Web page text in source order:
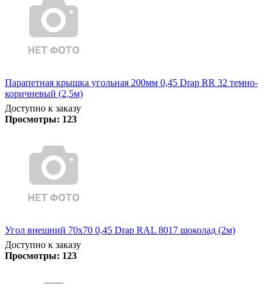
Парапетная крышка угольная 200мм 0,45 Drap RR 32 темно-
коричневый (2,5м)
Доступно к заказу
Просмотры: 123
Угол внешний 70х70 0,45 Drap RAL 8017 шоколад (2м)
Доступно к заказу
Просмотры: 123